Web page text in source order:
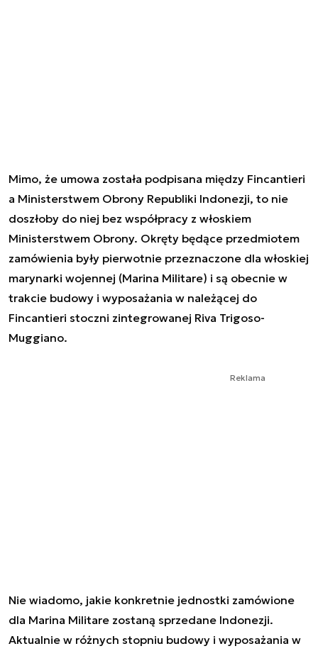
Mimo, że umowa została podpisana między Fincantieri
a Ministerstwem Obrony Republiki Indonezji, to nie
doszłoby do niej bez współpracy z włoskiem
Ministerstwem Obrony. Okręty będące przedmiotem
zamówienia były pierwotnie przeznaczone dla włoskiej
marynarki wojennej (Marina Militare) i są obecnie w
trakcie budowy i wyposażania w należącej do
Fincantieri stoczni zintegrowanej Riva Trigoso-
Muggiano.
Reklama
Nie wiadomo, jakie konkretnie jednostki zamówione
dla Marina Militare zostaną sprzedane Indonezji.
Aktualnie w różnych stopniu budowy i wyposażania w